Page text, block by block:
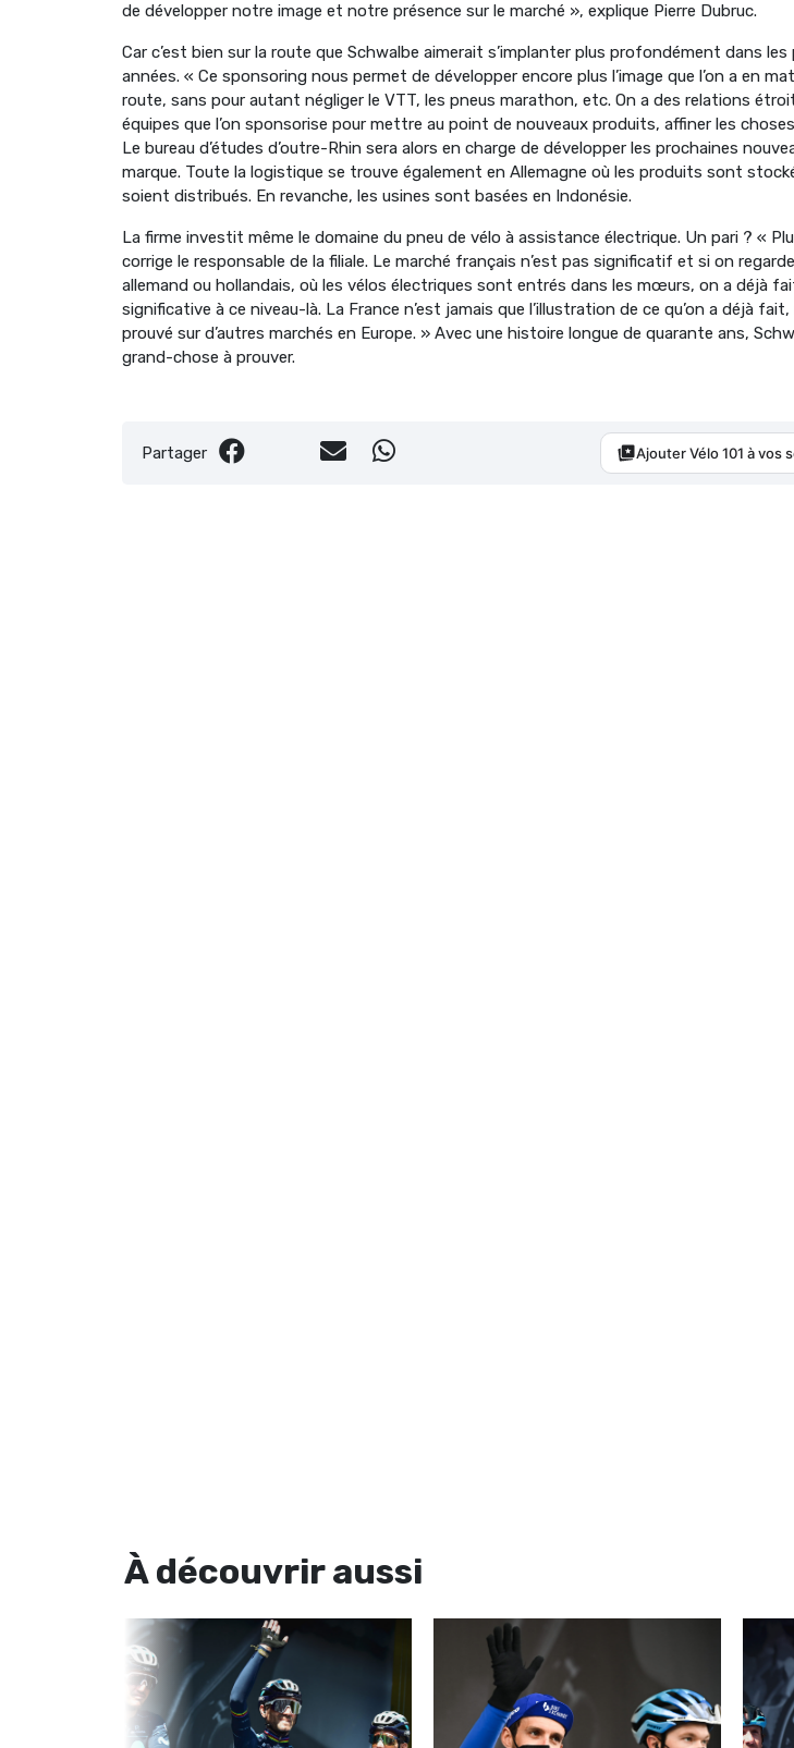
de développer notre image et notre présence sur le marché », explique Pierre Dubruc.
Car c’est bien sur la route que Schwalbe aimerait s’implanter plus profondément dans les
années. « Ce sponsoring nous permet de développer encore plus l’image que l’on a en
route, sans pour autant négliger le VTT, les pneus marathon, etc. On a des relations
équipes que l’on sponsorise pour mettre au point de nouveaux produits, affiner les
Le bureau d’études d’outre-Rhin sera alors en charge de développer les prochaines
marque. Toute la logistique se trouve également en Allemagne où les produits sont
soient distribués. En revanche, les usines sont basées en Indonésie.
La firme investit même le domaine du pneu de vélo à assistance électrique. Un pari ? «
corrige le responsable de la filiale. Le marché français n’est pas significatif et si on
allemand ou hollandais, où les vélos électriques sont entrés dans les mœurs, on a déjà
significative à ce niveau-là. La France n’est jamais que l’illustration de ce qu’on a déjà
prouvé sur d’autres marchés en Europe. » Avec une histoire longue de quarante ans,
grand-chose à prouver.
Partager Ajouter Vélo 101 à vos
À découvriraussi